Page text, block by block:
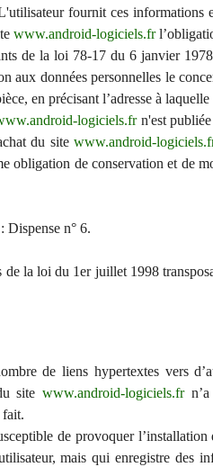
fournit ces informations
www.android-logiciels.fr
de la loi 78-17 du 6 janvier
aux données personnelles le
en précisant l’adresse à
logiciels.frn'est publiée
du sitewww.android-
obligation de conservation et de
Dispense n° 6.
de la loi du 1er juillet 1998
de liens hypertextes vers
site www.android-logiciels.frn’a
fait.
de provoquer
mais qui enregistre des